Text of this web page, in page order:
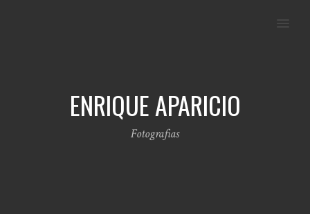
ENRIQUE APARICIO
Fotografias